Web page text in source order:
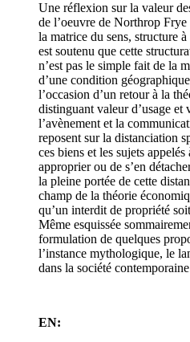
Une réflexion sur la valeur
de l’oeuvre de Northrop
la matrice du sens, structure
est soutenu que cette
n’est pas le simple fait de la
d’une condition
l’occasion d’un retour à la
distinguant valeur d’usage et
l’avènement et la
reposent sur la distanciation
ces biens et les sujets
approprier ou de s’en
la pleine portée de cette
champ de la théorie
qu’un interdit de propriété
Même esquissée
formulation de quelques
l’instance mythologique, le
dans la société
EN: